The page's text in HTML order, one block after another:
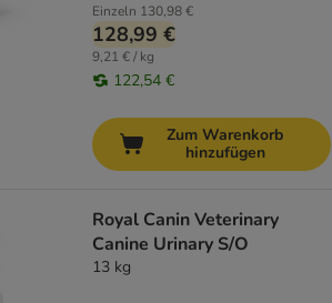
Einzeln 130,98 €
128,99 €
9,21 € / kg
122,54 €
Zum Warenkorb
hinzufügen
Royal Canin Veterinary
Canine Urinary S/O
13 kg